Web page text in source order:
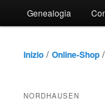
Genealogia
Inizio /Online-Shop
NORDHAUSEN